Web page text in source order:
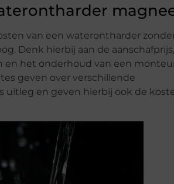
van een waterontharder
Denk hierbij aan de
en het onderhoud van een
geven over verschillende
uitleg en geven hierbij ook de